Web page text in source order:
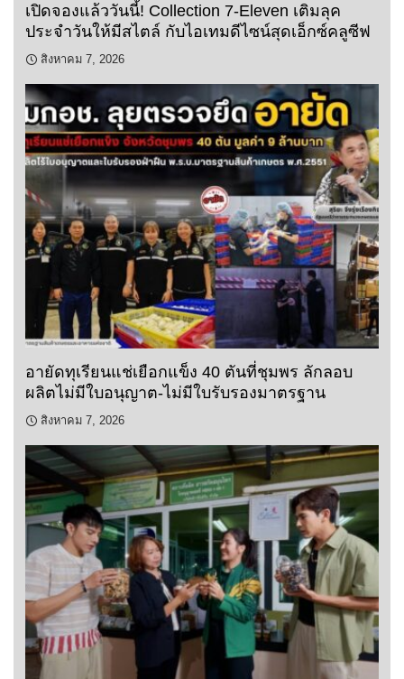
เปิดจองแล้ววันนี้! Collection 7-Eleven เติมลุค
ประจำวันให้มีสไตล์ กับไอเทมดีไซน์สุดเอ็กซ์คลูซีฟ
สิงหาคม 7, 2026
อายัดทุเรียนแช่เยือกแข็ง 40 ตันที่ชุมพร ลักลอบ
ผลิตไม่มีใบอนุญาต-ไม่มีใบรับรองมาตรฐาน
สิงหาคม 7, 2026